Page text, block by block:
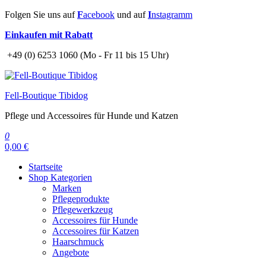
Zum
springen
Folgen Sie uns aufFacebook und aufInstagramm
Einkaufen mit Rabatt
+49 (0) 6253 1060 (Mo - Fr 11 bis 15 Uhr)
Fell-Boutique Tibidog
Pflege und Accessoires für Hunde und Katzen
0
0,00 €
Startseite
Shop Kategorien
Marken
Pflegeprodukte
Pflegewerkzeug
Accessoires für Hunde
Accessoires für Katzen
Haarschmuck
Angebote